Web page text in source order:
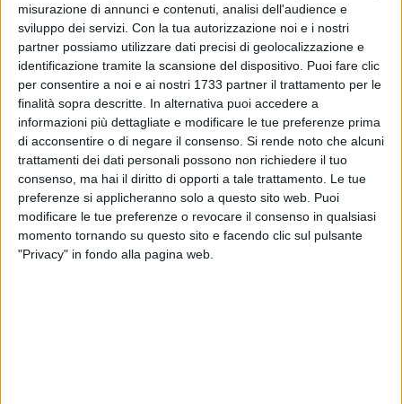
misurazione di annunci e contenuti, analisi dell'audience e
sviluppo dei servizi. Con la tua autorizzazione noi e i nostri
partner possiamo utilizzare dati precisi di geolocalizzazione e
identificazione tramite la scansione del dispositivo. Puoi fare clic
per consentire a noi e ai nostri 1733 partner il trattamento per le
finalità sopra descritte. In alternativa puoi accedere a
informazioni più dettagliate e modificare le tue preferenze prima
di acconsentire o di negare il consenso. Si rende noto che alcuni
trattamenti dei dati personali possono non richiedere il tuo
consenso, ma hai il diritto di opporti a tale trattamento. Le tue
preferenze si applicheranno solo a questo sito web. Puoi
modificare le tue preferenze o revocare il consenso in qualsiasi
momento tornando su questo sito e facendo clic sul pulsante
"Privacy" in fondo alla pagina web.
78
È il 'Corri del Carro' day. Alle ore 20 più di 900 runners si
daranno appuntamento ai piedi del nostro Carro Trionfale
per la seconda edizione della kermesse che vedrà al via
partecipanti da tutta la Puglia e non solo.
Un fiume di maglie gialle stile Tour de France (e il riferimento
alla 'Gran Boucle' è doveroso perché il 2 agosto del 1998
Marco Pantani conquistava la corsa dalla maglia gialla)
invaderà le strade di Terlizzi alla scoperta delle bellezze